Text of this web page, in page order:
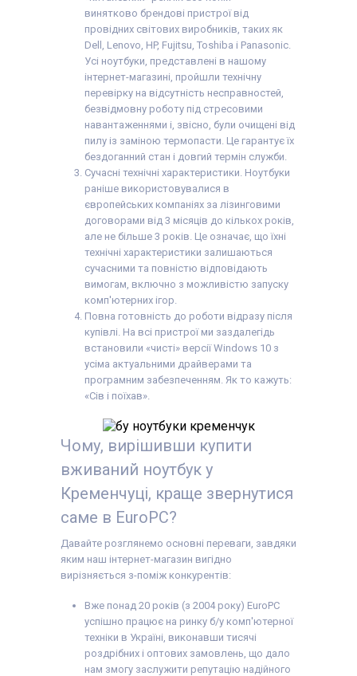
винятково брендові пристрої від
провідних світових виробників, таких як
Dell, Lenovo, HP, Fujitsu, Toshiba і Panasonic.
Усі ноутбуки, представлені в нашому
інтернет-магазині, пройшли технічну
перевірку на відсутність несправностей,
безвідмовну роботу під стресовими
навантаженнями і, звісно, були очищені від
пилу із заміною термопасти. Це гарантує їх
бездоганний стан і довгий термін служби.
Сучасні технічні характеристики. Ноутбуки
раніше використовувалися в
європейських компаніях за лізинговими
договорами від 3 місяців до кількох років,
але не більше 3 років. Це означає, що їхні
технічні характеристики залишаються
сучасними та повністю відповідають
вимогам, включно з можливістю запуску
комп'ютерних ігор.
Повна готовність до роботи відразу після
купівлі. На всі пристрої ми заздалегідь
встановили «чисті» версії Windows 10 з
усіма актуальними драйверами та
програмним забезпеченням. Як то кажуть:
«Сів і поїхав».
Чому, вирішивши купити
вживаний ноутбук у
Кременчуці, краще звернутися
саме в EuroPC?
Давайте розглянемо основні переваги, завдяки
яким наш інтернет-магазин вигідно
вирізняється з-поміж конкурентів:
Вже понад 20 років (з 2004 року) EuroPC
успішно працює на ринку б/у комп'ютерної
техніки в Україні, виконавши тисячі
роздрібних і оптових замовлень, що дало
нам змогу заслужити репутацію надійного